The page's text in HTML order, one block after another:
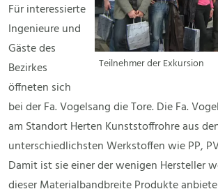
Teilnehmer der Exkursion
Für interessierte
Ingenieure und
Gäste des
Bezirkes
öffneten sich
bei der Fa. Vogelsang die Tore. Die Fa.
am Standort Herten Kunststoffrohre aus
unterschiedlichsten Werkstoffen wie PP,
Damit ist sie einer der wenigen Hersteller